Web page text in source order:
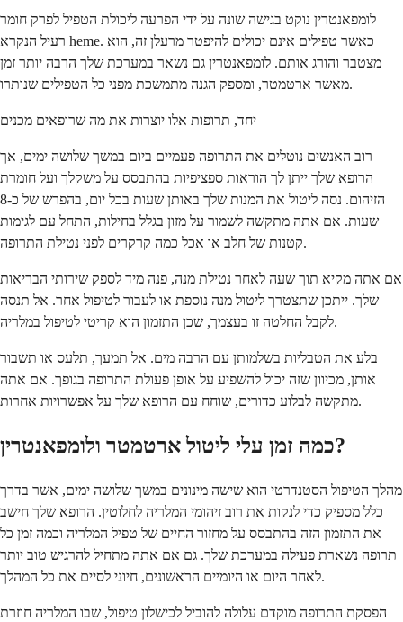
לומפאנטרין נוקט בגישה שונה על ידי הפרעה ליכולת הטפיל לפרק חומר
רעיל הנקרא heme. כאשר טפילים אינם יכולים להיפטר מרעלן זה, הוא
מצטבר והורג אותם. לומפאנטרין גם נשאר במערכת שלך הרבה יותר זמן
מאשר ארטמטר, ומספק הגנה מתמשכת מפני כל הטפילים שנותרו.
יחד, תרופות אלו יוצרות את מה שרופאים מכנים
רוב האנשים נוטלים את התרופה פעמיים ביום במשך שלושה ימים, אך
הרופא שלך ייתן לך הוראות ספציפיות בהתבסס על משקלך ועל חומרת
הזיהום. נסה ליטול את המנות שלך באותן שעות בכל יום, בהפרש של כ-8
שעות. אם אתה מתקשה לשמור על מזון בגלל בחילות, התחל עם לגימות
קטנות של חלב או אכל כמה קרקרים לפני נטילת התרופה.
אם אתה מקיא תוך שעה לאחר נטילת מנה, פנה מיד לספק שירותי הבריאות
שלך. ייתכן שתצטרך ליטול מנה נוספת או לעבור לטיפול אחר. אל תנסה
לקבל החלטה זו בעצמך, שכן התזמון הוא קריטי לטיפול במלריה.
בלע את הטבליות בשלמותן עם הרבה מים. אל תמעך, תלעס או תשבור
אותן, מכיוון שזה יכול להשפיע על אופן פעולת התרופה בגופך. אם אתה
מתקשה לבלוע כדורים, שוחח עם הרופא שלך על אפשרויות אחרות.
כמה זמן עלי ליטול ארטמטר ולומפאנטרין?
מהלך הטיפול הסטנדרטי הוא שישה מינונים במשך שלושה ימים, אשר בדרך
כלל מספיק כדי לנקות את רוב זיהומי המלריה לחלוטין. הרופא שלך חישב
את התזמון הזה בהתבסס על מחזור החיים של טפיל המלריה וכמה זמן כל
תרופה נשארת פעילה במערכת שלך. גם אם אתה מתחיל להרגיש טוב יותר
לאחר היום או היומיים הראשונים, חיוני לסיים את כל המהלך.
הפסקת התרופה מוקדם עלולה להוביל לכישלון טיפול, שבו המלריה חוזרת